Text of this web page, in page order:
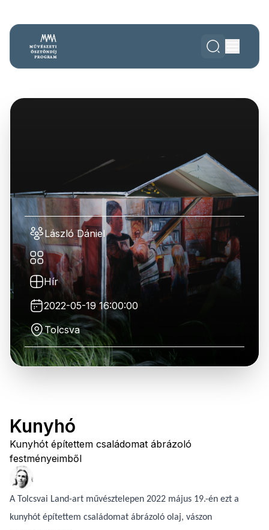
László Dániel
Hír
2022-05-19 16:00:00
Tolcsva
Kunyhó
Kunyhót építettem családomat ábrázoló
festményeimből
A Tolcsvai Land-art művésztelepen 2022 május 19.-én ezt a
kunyhót építettem családomat ábrázoló olaj, vászon